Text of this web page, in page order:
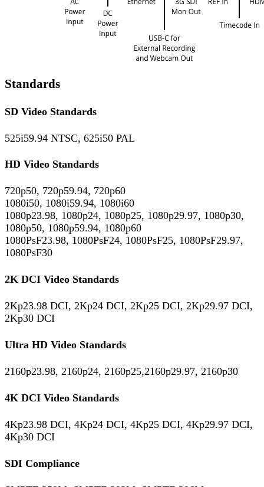
Standards
SD Video Standards
525i59.94 NTSC, 625i50 PAL
HD Video Standards
720p50, 720p59.94, 720p60
1080i50, 1080i59.94, 1080i60
1080p23.98, 1080p24, 1080p25, 1080p29.97, 1080p30,
1080p50, 1080p59.94, 1080p60
1080PsF23.98, 1080PsF24, 1080PsF25, 1080PsF29.97,
1080PsF30
2K DCI Video Standards
2Kp23.98 DCI, 2Kp24 DCI, 2Kp25 DCI, 2Kp29.97 DCI,
2Kp30 DCI
Ultra HD Video Standards
2160p23.98, 2160p24, 2160p25,2160p29.97, 2160p30
4K DCI Video Standards
4Kp23.98 DCI, 4Kp24 DCI, 4Kp25 DCI, 4Kp29.97 DCI,
4Kp30 DCI
SDI Compliance